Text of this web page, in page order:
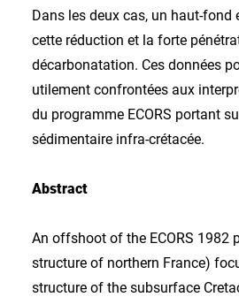
Dans les deux cas, un haut-
cette réduction et la forte
décarbonatation. Ces données
utilement confrontées aux
du programme ECORS portant
sédimentaire infra-crétacée.
Abstract
An offshoot of the ECORS 1982
structure of northern France)
structure of the subsurface